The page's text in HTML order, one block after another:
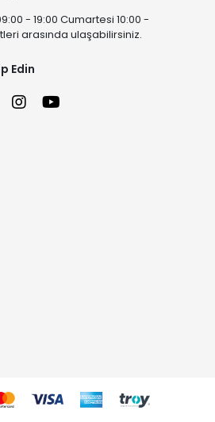
- 19:00 Cumartesi 10:00 -
arasında ulaşabilirsiniz.
Edin